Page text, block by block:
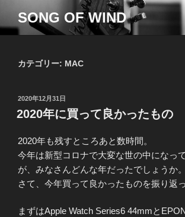
テ
SONG OF WIND
カテゴリー: MAC
投
稿
日:
2020年12月31日
2020年に買って良かったもの
2020年も残すところあと数時間。
今年は新型コロナで大変な世の中になっ
が、みなさんどんな年だったでしょうか。
さて、今年買って良かったものを振り返
まずはApple Watch Series6 44mmと